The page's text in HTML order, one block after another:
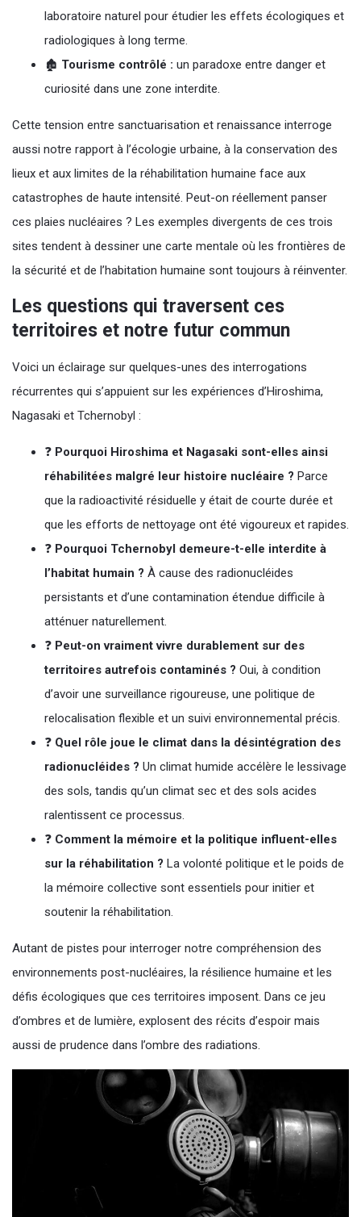
laboratoire naturel pour étudier les effets écologiques et
radiologiques à long terme.
🏚️ Tourisme contrôlé : un paradoxe entre danger et
curiosité dans une zone interdite.
Cette tension entre sanctuarisation et renaissance interroge
aussi notre rapport à l’écologie urbaine, à la conservation des
lieux et aux limites de la réhabilitation humaine face aux
catastrophes de haute intensité. Peut-on réellement panser
ces plaies nucléaires ? Les exemples divergents de ces trois
sites tendent à dessiner une carte mentale où les frontières de
la sécurité et de l’habitation humaine sont toujours à réinventer.
Les questions qui traversent ces
territoires et notre futur commun
Voici un éclairage sur quelques-unes des interrogations
récurrentes qui s’appuient sur les expériences d’Hiroshima,
Nagasaki et Tchernobyl :
❓ Pourquoi Hiroshima et Nagasaki sont-elles ainsi
réhabilitées malgré leur histoire nucléaire ? Parce
que la radioactivité résiduelle y était de courte durée et
que les efforts de nettoyage ont été vigoureux et rapides.
❓ Pourquoi Tchernobyl demeure-t-elle interdite à
l’habitat humain ? À cause des radionucléides
persistants et d’une contamination étendue difficile à
atténuer naturellement.
❓ Peut-on vraiment vivre durablement sur des
territoires autrefois contaminés ? Oui, à condition
d’avoir une surveillance rigoureuse, une politique de
relocalisation flexible et un suivi environnemental précis.
❓ Quel rôle joue le climat dans la désintégration des
radionucléides ? Un climat humide accélère le lessivage
des sols, tandis qu’un climat sec et des sols acides
ralentissent ce processus.
❓ Comment la mémoire et la politique influent-elles
sur la réhabilitation ? La volonté politique et le poids de
la mémoire collective sont essentiels pour initier et
soutenir la réhabilitation.
Autant de pistes pour interroger notre compréhension des
environnements post-nucléaires, la résilience humaine et les
défis écologiques que ces territoires imposent. Dans ce jeu
d’ombres et de lumière, explosent des récits d’espoir mais
aussi de prudence dans l’ombre des radiations.